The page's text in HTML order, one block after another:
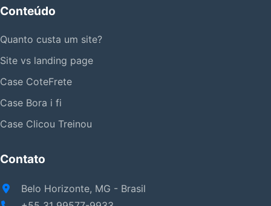
Conteúdo
Quanto custa um site?
Site vs landing page
Case CoteFrete
Case Bora i fi
Case Clicou Treinou
Contato
Belo Horizonte, MG - Brasil